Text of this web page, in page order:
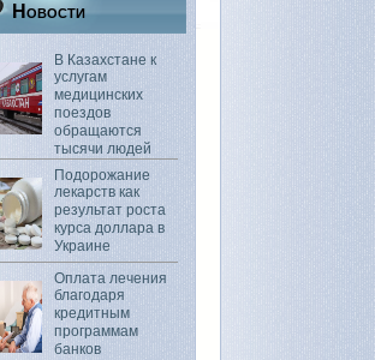
Новости
В Казахстане к
услугам
медицинских
поездов
обращаются
тысячи людей
Подорожание
лекарств как
результат роста
курса доллара в
Украине
Оплата лечения
благодаря
кредитным
программам
банков